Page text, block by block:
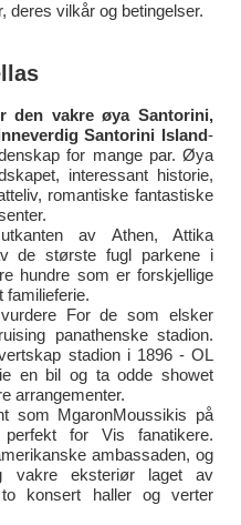
deres vilkår og betingelser.
den vakre øya Santorini,
Santorini Island-
for mange par. Øya
interessant historie,
romantiske fantastiske
av Athen, Attika
de største fugl parkene i
hundre som er forskjellige
familieferie.
For de som elsker
panathenske stadion.
stadion i 1896 - OL
en bil og ta odde showet
arrangementer.
som MgaronMoussikis på
for Vis fanatikere.
ambassaden, og
vakre eksteriør laget av
konsert haller og verter